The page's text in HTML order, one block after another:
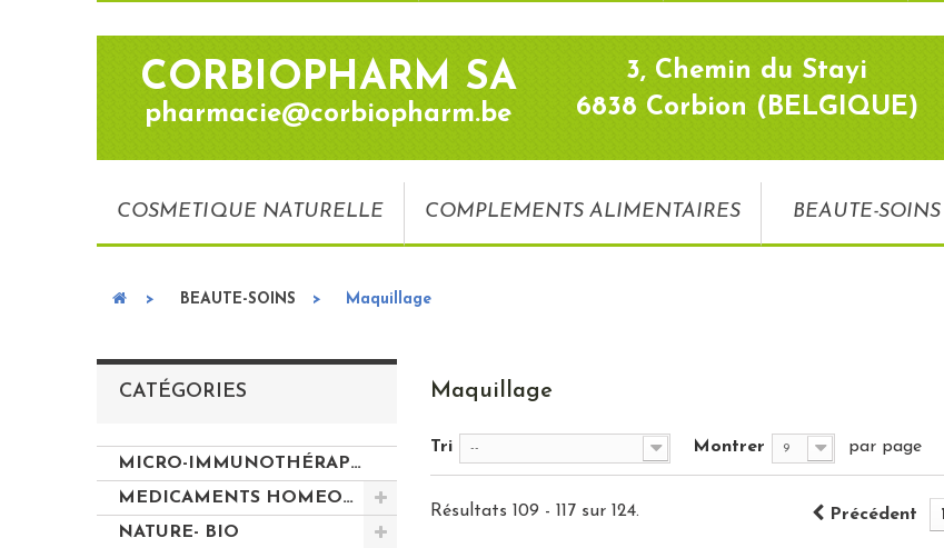
CORBIOPHARM SA
pharmacie@corbiopharm.be
3, Chemin du Stayi
6838 Corbion (BELGIQUE)
COSMETIQUE NATURELLE COMPLEMENTS ALIMENTAIRES BEAUTE-SOINS
> BEAUTE-SOINS > Maquillage
CATÉGORIES
MICRO-IMMUNOTHÉRAPIE LABOLIFE Médicaments homéopathiques
MEDICAMENTS HOMEOPATHIQUES
NATURE- BIO
Maquillage
Tri -- Montrer 9 par page
Précédent 1
Résultats 109 - 117 sur 124.